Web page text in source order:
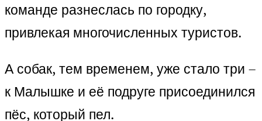
команде разнеслась по городку,
привлекая многочисленных туристов.
А собак, тем временем, уже стало три –
к Малышке и её подруге присоединился
пёс, который пел.